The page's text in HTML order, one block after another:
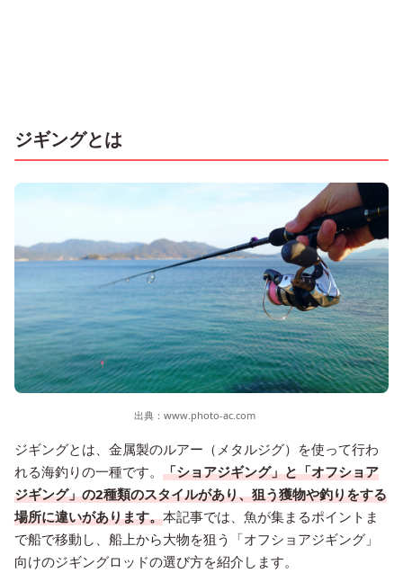
ジギングとは
出典： www.photo-ac.com
ジギングとは、金属製のルアー（メタルジグ）を使って行わ
れる海釣りの一種です。 「ショアジギング」と「オフショア
ジギング」の2種類のスタイルがあり、狙う獲物や釣りをする
場所に違いがあります。本記事では、魚が集まるポイントま
で船で移動し、船上から大物を狙う「オフショアジギング」
向けのジギングロッドの選び方を紹介します。